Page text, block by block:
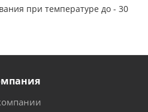
при температуре до - 30